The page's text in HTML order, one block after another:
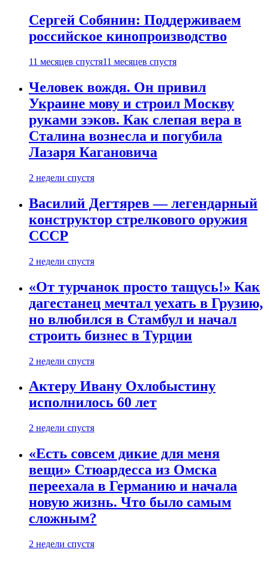
Сергей Собянин: Поддерживаем
российское кинопроизводство
11 месяцев спустя11 месяцев спустя
Человек вождя. Он привил
Украине мову и строил Москву
руками зэков. Как слепая вера в
Сталина вознесла и погубила
Лазаря Кагановича
2 недели спустя
Василий Дегтярев — легендарный
конструктор стрелкового оружия
СССР
2 недели спустя
«От турчанок просто тащусь!» Как
дагестанец мечтал уехать в Грузию,
но влюбился в Стамбул и начал
строить бизнес в Турции
2 недели спустя
Актеру Ивану Охлобыстину
исполнилось 60 лет
2 недели спустя
«Есть совсем дикие для меня
вещи» Стюардесса из Омска
переехала в Германию и начала
новую жизнь. Что было самым
сложным?
2 недели спустя